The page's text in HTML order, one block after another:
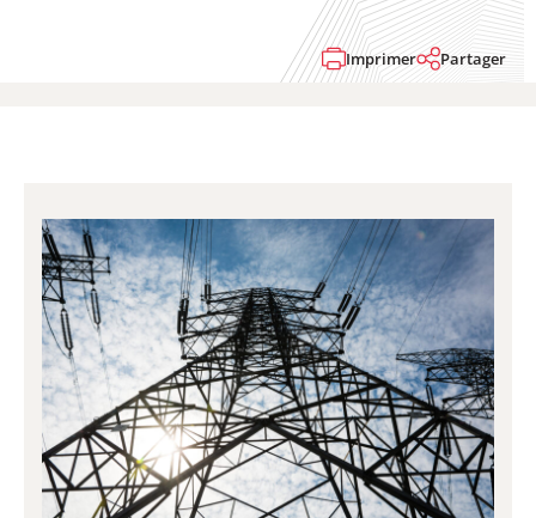
Imprimer Partager